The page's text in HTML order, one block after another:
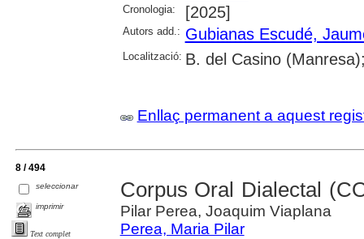
Cronologia: [2025]
Autors add.: Gubianas Escudé,
Localització: B. del Casino
Enllaç permanent a aquest
8 / 494
seleccionar
imprimir
Text complet
Corpus Oral Dialectal
Pilar Perea, Joaquim Viaplana
Perea, Maria Pilar